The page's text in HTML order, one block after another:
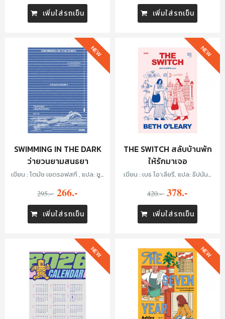
เพิ่มใส่รถเข็น เพิ่มใส่รถเข็น
SWIMMING IN THE DARK
ว่ายวนยามสนธยา
เขียน : โตมัช เยดรอฟสกี , แปล: ซูลิ
295.- 266.-
เพิ่มใส่รถเข็น
NEW
THE SWITCH สลับบ้านพัก
ให้รักมาเจอ
เขียน : เบธ โอ’เลียรี, แปล: ธีปนันท์
420.- 378.-
เพิ่มใส่รถเข็น
NEW
NEW NEW